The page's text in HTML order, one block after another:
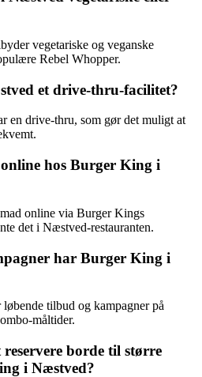
vegetariske og veganske
Rebel Whopper.
et drive-thru-facilitet?
en drive-thru, som gør det muligt at
hos Burger King i
online via Burger Kings
det i Næstved-restauranten.
har Burger King i
tilbud og kampagner på
måltider.
borde til større
i Næstved?